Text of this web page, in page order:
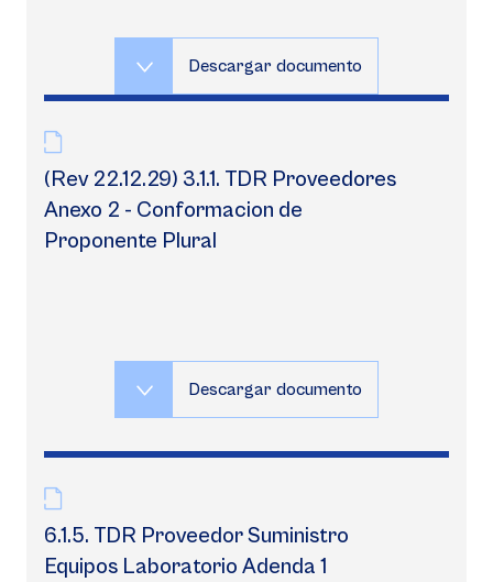
Descargar documento
(Rev 22.12.29) 3.1.1. TDR Proveedores
Anexo 2 - Conformacion de
Proponente Plural
Descargar documento
6.1.5. TDR Proveedor Suministro
Equipos Laboratorio Adenda 1